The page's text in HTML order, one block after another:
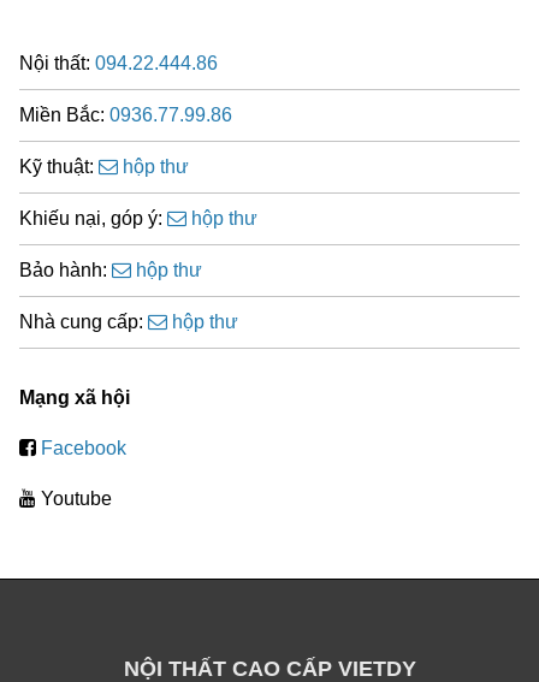
Nội thất: 094.22.444.86
Miền Bắc: 0936.77.99.86
Kỹ thuật: hộp thư
Khiếu nại, góp ý: hộp thư
Bảo hành: hộp thư
Nhà cung cấp: hộp thư
Mạng xã hội
Facebook
Youtube
NỘI THẤT CAO CẤP VIETDY